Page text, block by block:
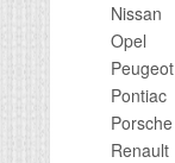
Nissan
Opel
Peugeot
Pontiac
Porsche
Renault